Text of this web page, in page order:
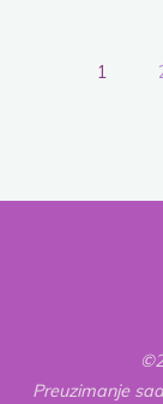
1
Preuzimanje